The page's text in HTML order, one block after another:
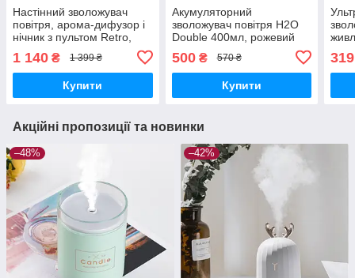
Настінний зволожувач
повітря, арома-дифузор і
нічник з пультом Retro,
1 140 ₴ 1 399 ₴
Купити
Акумуляторний
зволожувач повітря H2O
Double 400мл, рожевий
500₴ 570 ₴
Купити
319
Акційні пропозиції та новинки
–48% –42%